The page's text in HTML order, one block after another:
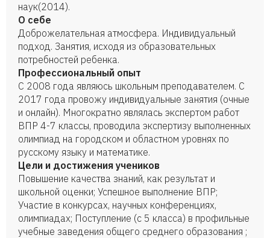
наук(2014).
О себе
Доброжелательная атмосфера. Индивидуальный
подход. Занятия, исходя из образовательных
потребностей ребенка.
Профессиональный опыт
С 2008 года являюсь школьным преподавателем. С
2017 года провожу индивидуальные занятия (очные
и онлайн). Многократно являлась экспертом работ
ВПР 4-7 классы, проводила экспертизу выполненных
олимпиад на городском и областном уровнях по
русскому языку и математике.
Цели и достижения учеников
Повышение качества знаний, как результат и
школьной оценки; Успешное выполнение ВПР;
Участие в конкурсах, научных конференциях,
олимпиадах; Поступление (с 5 класса) в профильные
учебные заведения общего среднего образования ;